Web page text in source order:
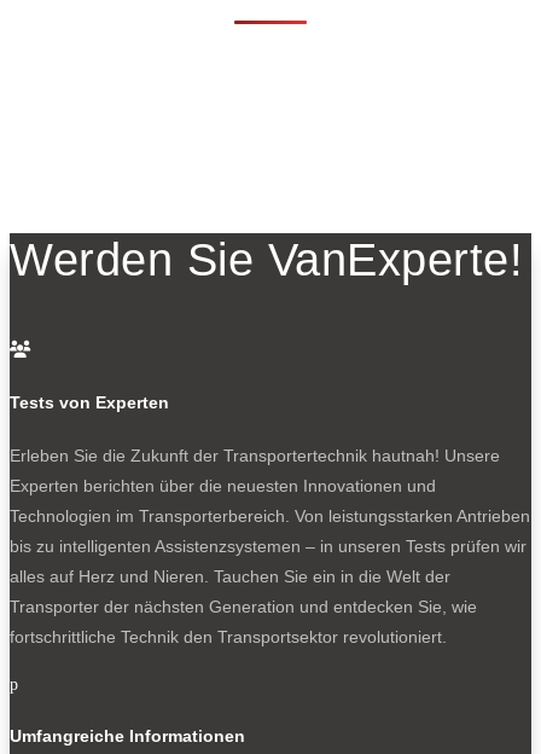
Werden Sie VanExperte!

Tests von Experten
Erleben Sie die Zukunft der Transportertechnik hautnah! Unsere
Experten berichten über die neuesten Innovationen und
Technologien im Transporterbereich. Von leistungsstarken Antrieben
bis zu intelligenten Assistenzsystemen – in unseren Tests prüfen wir
alles auf Herz und Nieren. Tauchen Sie ein in die Welt der
Transporter der nächsten Generation und entdecken Sie, wie
fortschrittliche Technik den Transportsektor revolutioniert.
p
Umfangreiche Informationen